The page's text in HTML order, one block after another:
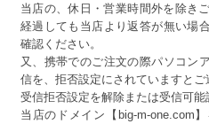
当店の、休日・営業時間外を除き
経過しても当店より返答が無い場
確認ください。
又、携帯でのご注文の際パソコン
信を、拒否設定にされていますとご
受信拒否設定を解除または受信可能
当店のドメイン【big-m-one.com